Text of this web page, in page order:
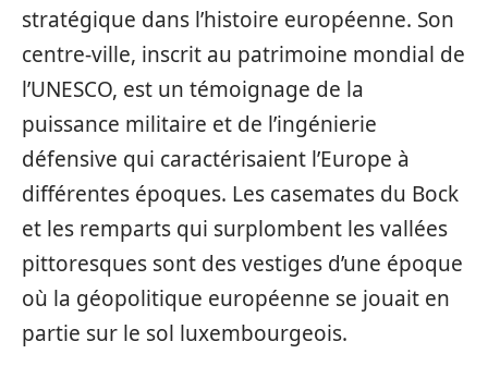
stratégique dans l’histoire européenne. Son
centre-ville, inscrit au patrimoine mondial de
l’UNESCO, est un témoignage de la
puissance militaire et de l’ingénierie
défensive qui caractérisaient l’Europe à
différentes époques. Les casemates du Bock
et les remparts qui surplombent les vallées
pittoresques sont des vestiges d’une époque
où la géopolitique européenne se jouait en
partie sur le sol luxembourgeois.